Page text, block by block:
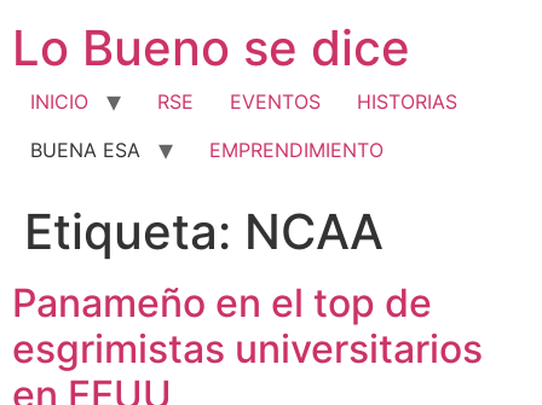
contenido
Lo Bueno se dice
INICIO RSE EVENTOS
HISTORIAS
BUENA ESA
EMPRENDIMIENTO
Etiqueta: NCAA
Panameño en el top de
esgrimistas universitarios
en EEUU